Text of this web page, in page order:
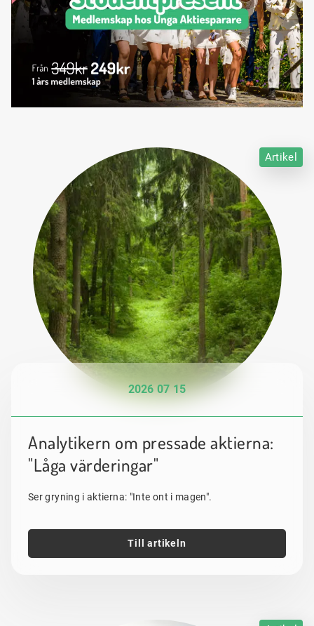
Artikel
2026 07 15
Analytikern om pressade aktierna:
"Låga värderingar"
Ser gryning i aktierna: "Inte ont i magen".
Till artikeln